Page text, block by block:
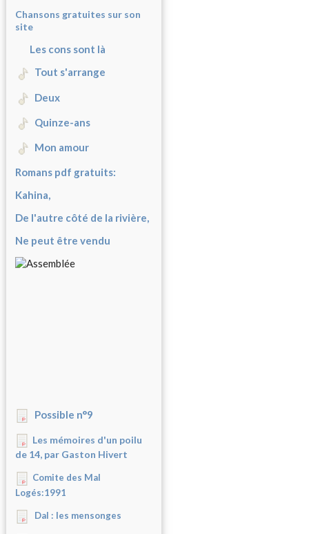
Chansons gratuites sur son
site
Les cons sont là
Tout s'arrange
Deux
Quinze-ans
Mon amour
Romans pdf gratuits:
Kahina,
De l'autre côté de la rivière,
Ne peut être vendu
Possible n°9
Les mémoires d'un poilu
de 14, par Gaston Hivert
Comite des Mal
Logés:1991
Dal : les mensonges